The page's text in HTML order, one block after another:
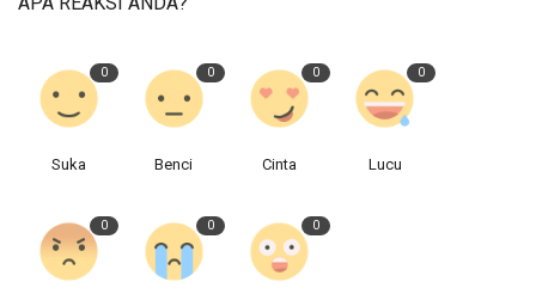
0
Suka
0
Benci
0
Cinta
0
Lucu
0 0 0